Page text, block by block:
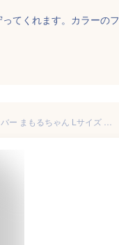
てくれます。カラーのフ